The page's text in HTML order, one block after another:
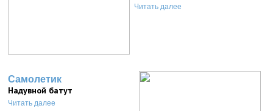
Читать далее
Самолетик
Надувной батут
Читать далее